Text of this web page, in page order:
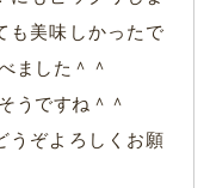
も美味しかったで
ました＾＾
うですね＾＾
うぞよろしくお願